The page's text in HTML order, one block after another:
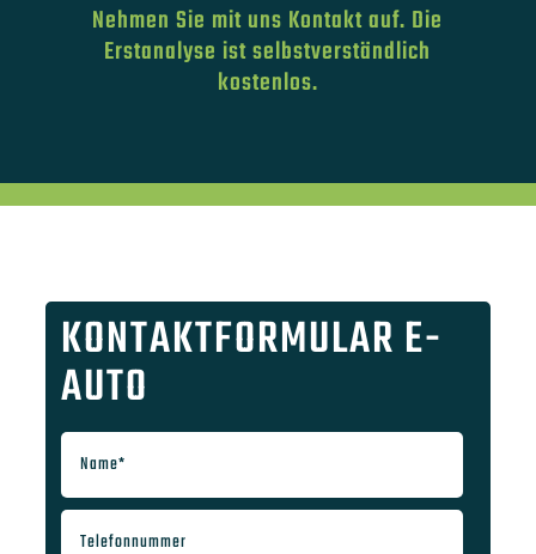
Nehmen Sie mit uns Kontakt auf. Die
Erstanalyse ist selbstverständlich
kostenlos.
KONTAKTFORMULAR E-
AUTO